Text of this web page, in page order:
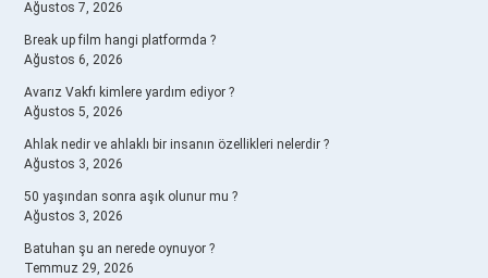
Ağustos 7, 2026
Break up film hangi platformda ?
Ağustos 6, 2026
Avarız Vakfı kimlere yardım ediyor ?
Ağustos 5, 2026
Ahlak nedir ve ahlaklı bir insanın özellikleri nelerdir ?
Ağustos 3, 2026
50 yaşından sonra aşık olunur mu ?
Ağustos 3, 2026
Batuhan şu an nerede oynuyor ?
Temmuz 29, 2026